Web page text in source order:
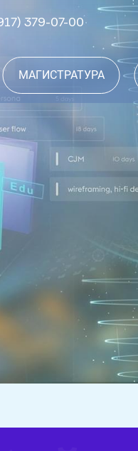
379-07-00
МАГИСТРАТУРА